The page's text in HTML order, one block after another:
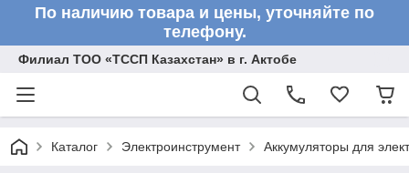
По наличию товара и цены, уточняйте по
телефону.
Филиал ТОО «ТССП Казахстан» в г. Актобе
Каталог Электроинструмент Аккумуляторы для